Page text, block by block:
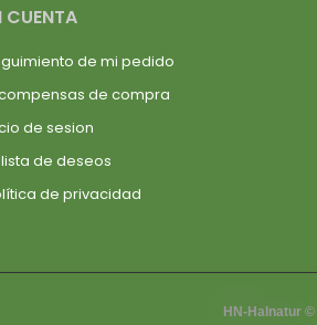
CUENTA
de mi pedido
de compra
de sesion
lista de deseos
de privacidad
HN-Halnatur